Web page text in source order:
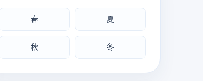
作文金句和素材灵感，积累写作不发愁
每日积累一点，表达自然更从容
春 夏
秋 冬